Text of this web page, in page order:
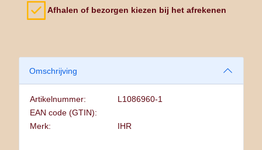
Afhalen of bezorgen kiezen bij het afrekenen
Omschrijving
Artikelnummer:
L1086960-1
EAN code (GTIN):
Merk:
IHR